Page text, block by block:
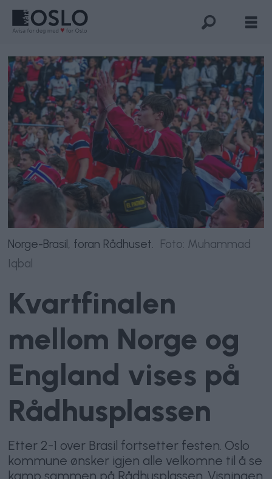
Norge-Brasil, foran Rådhuset.
Foto: Muhammad
Iqbal
Kvartfinalen
mellom Norge og
England vises på
Rådhusplassen
Etter 2-1 over Brasil fortsetter festen. Oslo
kommune ønsker igjen alle velkomne til å se
kamp sammen på Rådhusplassen. Visningen